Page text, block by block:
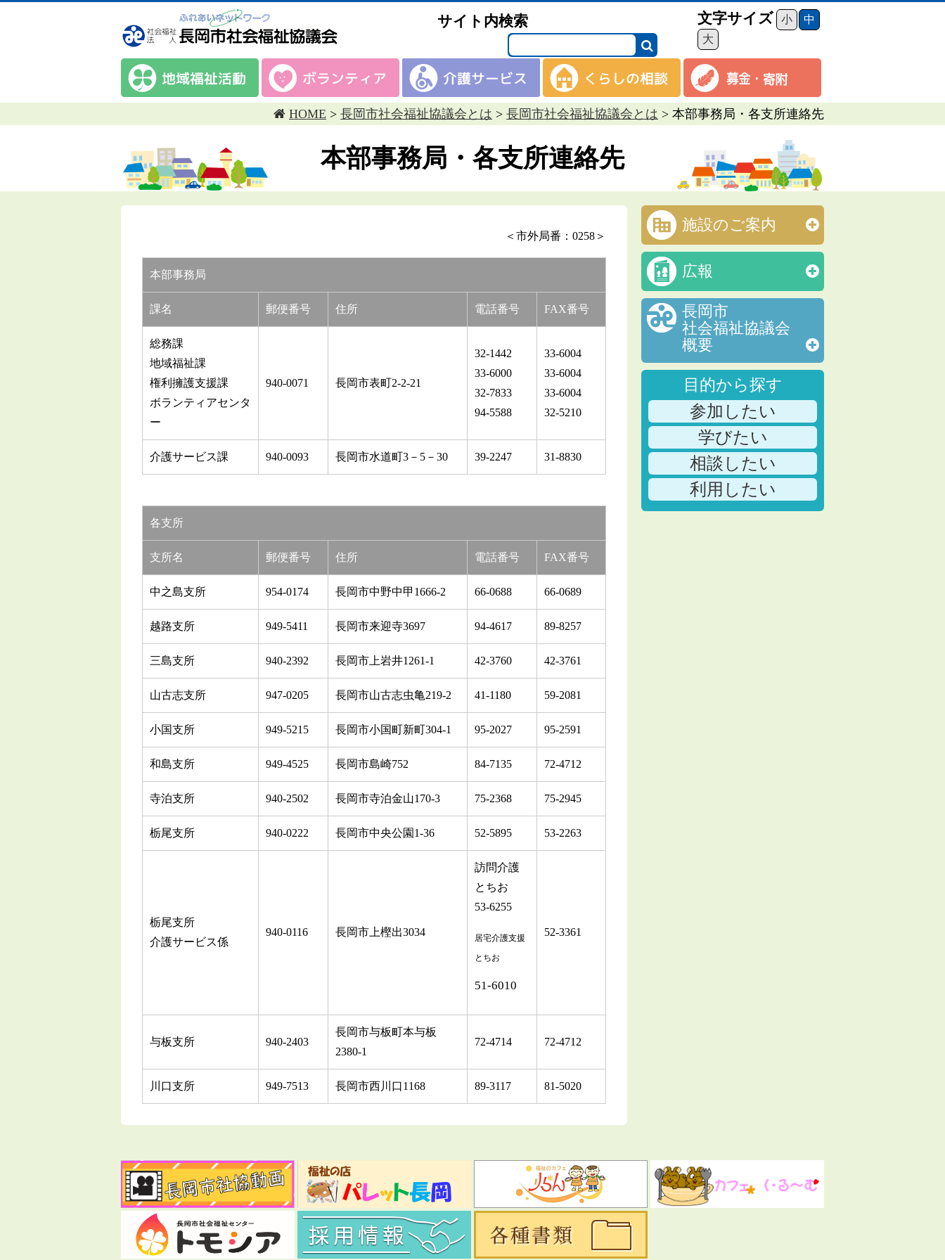
サイト内検索 文字サイズ 小
中
大
HOME > 長岡市社会福祉協議会とは > 長岡市社会福祉協議会とは > 本部事務局・各支所連絡先
本部事務局・各支所連絡先
＜市外局番：0258＞
本部事務局
課名 郵便番号 住所 電話番号 FAX番号
総務課
地域福祉課
権利擁護支援課
ボランティアセンタ
ー
940-0071 長岡市表町2-2-21
32-1442
33-6000
32-7833
94-5588
33-6004
33-6004
33-6004
32-5210
介護サービス課 940-0093 長岡市水道町3－5－30 39-2247 31-8830
各支所
支所名 郵便番号 住所 電話番号 FAX番号
中之島支所 954-0174 長岡市中野中甲1666-2 66-0688 66-0689
越路支所 949-5411 長岡市来迎寺3697 94-4617 89-8257
三島支所 940-2392 長岡市上岩井1261-1 42-3760 42-3761
山古志支所 947-0205 長岡市山古志虫亀219-2 41-1180 59-2081
小国支所 949-5215 長岡市小国町新町304-1 95-2027 95-2591
和島支所 949-4525 長岡市島崎752 84-7135 72-4712
寺泊支所 940-2502 長岡市寺泊金山170-3 75-2368 75-2945
栃尾支所 940-0222 長岡市中央公園1-36 52-5895 53-2263
栃尾支所
介護サービス係
940-0116 長岡市上樫出3034
訪問介護
とちお
53-6255
居宅介護支援
とちお
51-6010
52-3361
与板支所 940-2403
長岡市与板町本与板
2380-1
72-4714 72-4712
川口支所 949-7513 長岡市西川口1168 89-3117 81-5020
施設のご案内
広報
長岡市
社会福祉協議会
概要
目的から探す
参加したい
学びたい
相談したい
利用したい